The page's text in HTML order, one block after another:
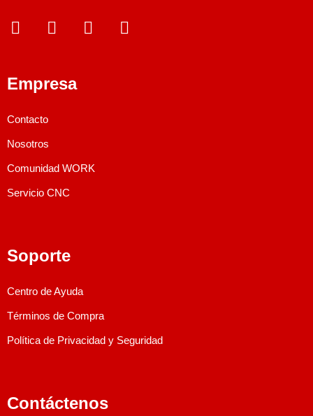
Empresa
Contacto
Nosotros
Comunidad WORK
Servicio CNC
Soporte
Centro de Ayuda
Términos de Compra
Política de Privacidad y Seguridad
Contáctenos